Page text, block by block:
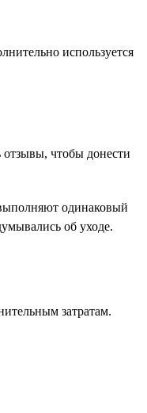
используется
отзывы, чтобы донести
одинаковый
об уходе.
затратам.